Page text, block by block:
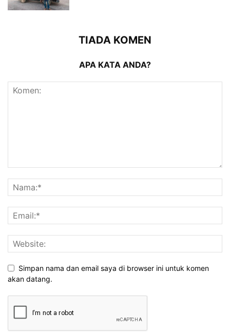
TIADA KOMEN
APA KATA ANDA?
Simpan nama dan email saya di browser ini untuk komen
akan datang.